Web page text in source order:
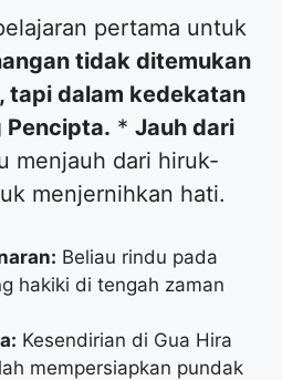
pertama untuk
tidak ditemukan
tapi dalam kedekatan
Pencipta. * Jauh dari
menjauh dari hiruk-
menjernihkan hati.
Beliau rindu pada
hakiki di tengah zaman
Kesendirian di Gua Hira
mempersiapkan pundak